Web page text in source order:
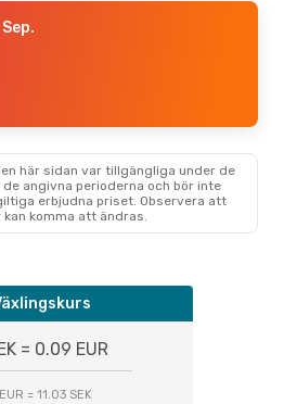
här sidan var tillgängliga under de
angivna perioderna och bör inte
erbjudna priset. Observera att
komma att ändras.
= 0.09 EUR
= 11.03 SEK